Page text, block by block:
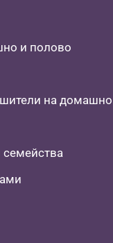
и полово
на
семейства